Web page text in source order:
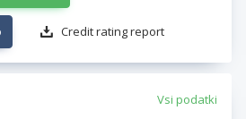
Credit rating report
Vsi podatki